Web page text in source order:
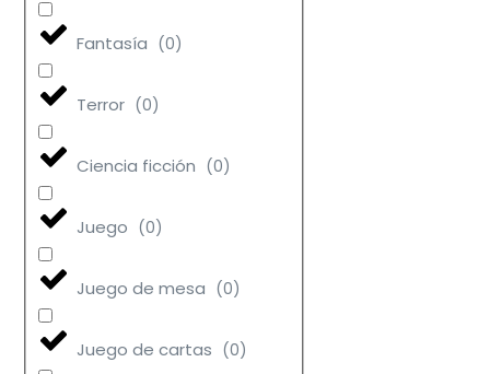
Fantasía (0)
Terror (0)
Ciencia ficción (0)
Juego (0)
Juego de mesa (0)
Juego de cartas (0)